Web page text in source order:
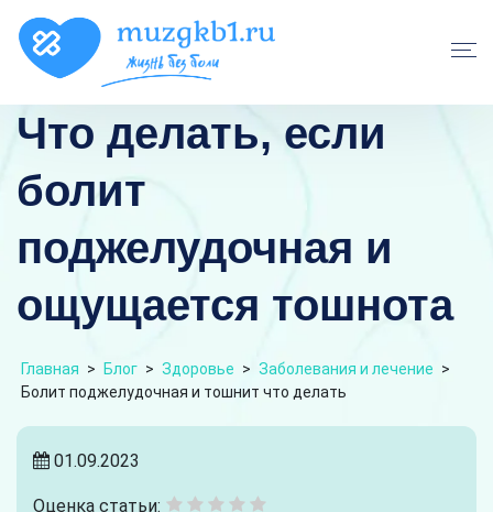
Что делать, если
болит
поджелудочная и
ощущается тошнота
Главная > Блог > Здоровье > Заболевания и лечение >
Болит поджелудочная и тошнит что делать
01.09.2023
Оценка статьи: